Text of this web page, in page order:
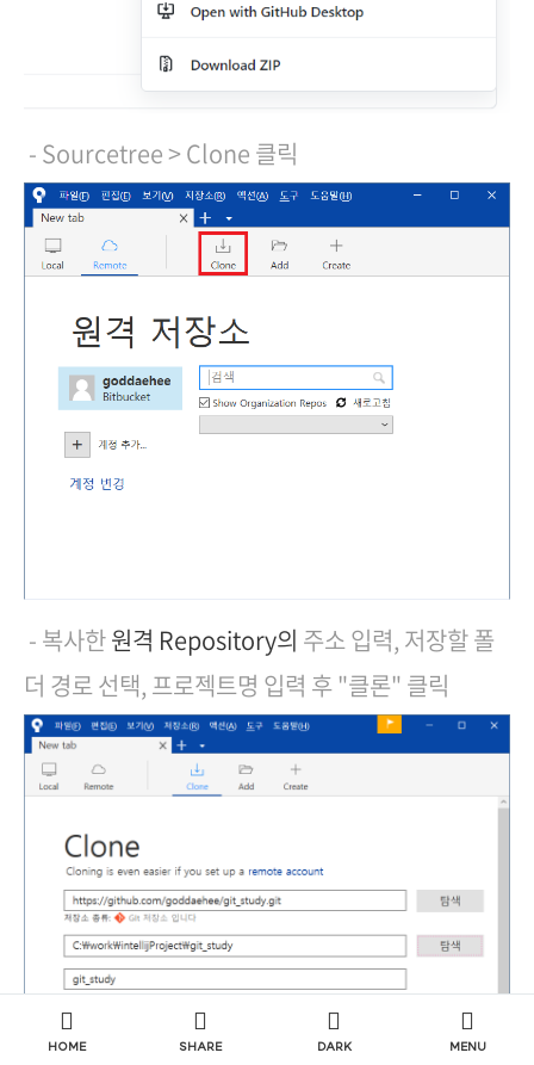
- Sourcetree > Clone 클릭
- 복사한원격 Repository의 주소 입력, 저장할 폴
더 경로 선택, 프로젝트명 입력 후 "클론" 클릭
HOME SHARE DARK MENU